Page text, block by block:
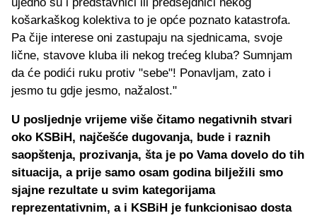
košarkaškog kolektiva to je opće poznato katastrofa.
Pa čije interese oni zastupaju na sjednicama, svoje
lične, stavove kluba ili nekog trećeg kluba? Sumnjam
da će podići ruku protiv "sebe"! Ponavljam, zato i
jesmo tu gdje jesmo, nažalost."
U posljednje vrijeme više čitamo negativnih stvari
oko KSBiH, najčešće dugovanja, bude i raznih
saopštenja, prozivanja, šta je po Vama dovelo do tih
situacija, a prije samo osam godina bilježili smo
sjajne rezultate u svim kategorijama
reprezentativnim, a i KSBiH je funkcionisao dosta